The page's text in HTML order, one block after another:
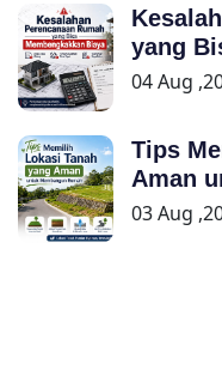
yang
04 Aug
Tips
Aman
03 Aug